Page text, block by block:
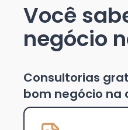
Você
negócio
Consultorias
bom negócio na